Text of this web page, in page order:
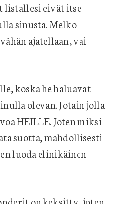
eivät itse
sinusta. Melko
ajatellaan, vai
koska he haluavat
olevan. Jotain jolla
HEILLE. Joten miksi
suotta, mahdollisesti
luoda elinikäinen
on keksitty, joten